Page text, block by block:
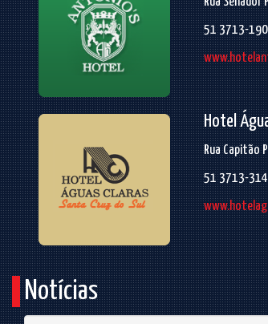
51 3713-
Hotel
Rua Capitão
51 3713-
Notícias